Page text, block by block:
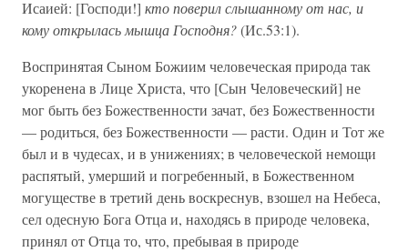
Исаией: [Господи!] кто поверил слышанному от нас, и
кому открылась мышца Господня?(Ис.53:1).
Воспринятая Сыном Божиим человеческая природа так
укоренена в Лице Христа, что [Сын Человеческий] не
мог быть без Божественности зачат, без Божественности
— родиться, без Божественности — расти. Один и Тот же
был и в чудесах, и в унижениях; в человеческой немощи
распятый, умерший и погребенный, в Божественном
могуществе в третий день воскреснув, взошел на Небеса,
сел одесную Бога Отца и, находясь в природе человека,
принял от Отца то, что, пребывая в природе